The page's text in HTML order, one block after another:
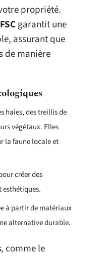
propriété.
garantit une
assurant que
de manière
haies, des treillis de
végétaux. Elles
la faune locale et
créer des
à partir de matériaux
alternative durable.
, comme le